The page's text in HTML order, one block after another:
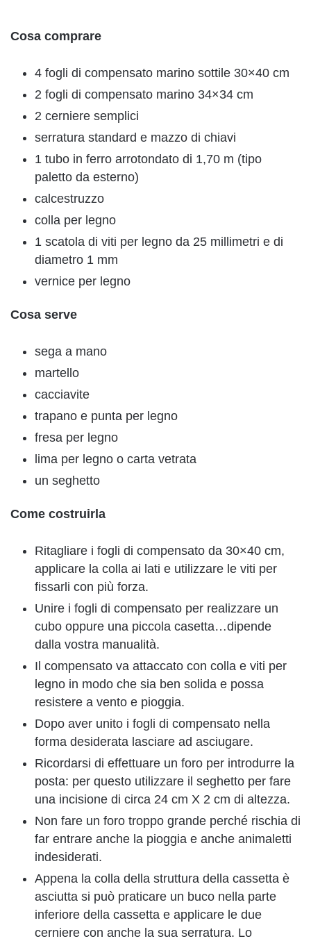
Cosa comprare
4 fogli di compensato marino sottile 30×40 cm
2 fogli di compensato marino 34×34 cm
2 cerniere semplici
serratura standard e mazzo di chiavi
1 tubo in ferro arrotondato di 1,70 m (tipo
paletto da esterno)
calcestruzzo
colla per legno
1 scatola di viti per legno da 25 millimetri e di
diametro 1 mm
vernice per legno
Cosa serve
sega a mano
martello
cacciavite
trapano e punta per legno
fresa per legno
lima per legno o carta vetrata
un seghetto
Come costruirla
Ritagliare i fogli di compensato da 30×40 cm,
applicare la colla ai lati e utilizzare le viti per
fissarli con più forza.
Unire i fogli di compensato per realizzare un
cubo oppure una piccola casetta…dipende
dalla vostra manualità.
Il compensato va attaccato con colla e viti per
legno in modo che sia ben solida e possa
resistere a vento e pioggia.
Dopo aver unito i fogli di compensato nella
forma desiderata lasciare ad asciugare.
Ricordarsi di effettuare un foro per introdurre la
posta: per questo utilizzare il seghetto per fare
una incisione di circa 24 cm X 2 cm di altezza.
Non fare un foro troppo grande perché rischia di
far entrare anche la pioggia e anche animaletti
indesiderati.
Appena la colla della struttura della cassetta è
asciutta si può praticare un buco nella parte
inferiore della cassetta e applicare le due
cerniere con anche la sua serratura. Lo